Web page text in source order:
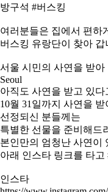
방구석 #버스킹
여러분들은 집에서 편하
버스킹 유랑단이 찾아 갑
서울 시민의 사연을 받
Seoul
아직도 사연을 받고 있다
10월 31일까지 사연을 받
선정되신 분들께는
특별한 선물을 준비해드
본인만의 엄청난 사연이
아래 인스타 링크를 타고
인스타